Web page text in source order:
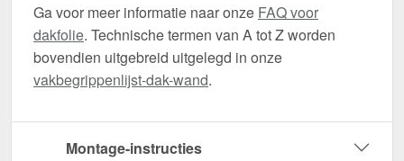
Ga voor meer informatie naar onze FAQ voor
dakfolie. Technische termen van A tot Z worden
bovendien uitgebreid uitgelegd in onze
vakbegrippenlijst-dak-wand.
Montage-instructies